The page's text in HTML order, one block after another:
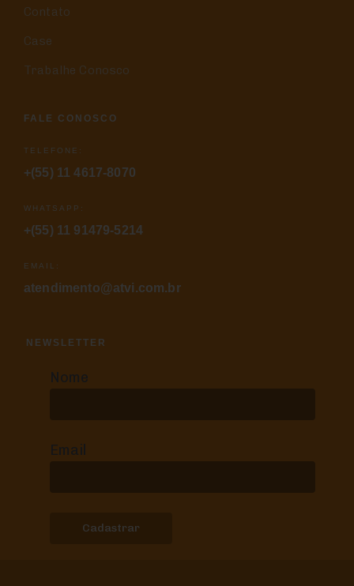
Contato
Case
Trabalhe Conosco
FALE CONOSCO
TELEFONE:
+(55) 11 4617-8070
WHATSAPP:
+(55) 11 91479-5214
EMAIL:
atendimento@atvi.com.br
NEWSLETTER
Nome
Email